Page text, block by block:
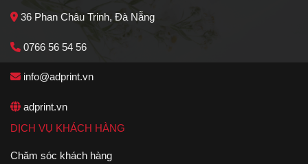
36 Phan Châu Trinh, Đà Nẵng
0766 56 54 56
info@adprint.vn
adprint.vn
DỊCH VỤ KHÁCH HÀNG
Chăm sóc khách hàng